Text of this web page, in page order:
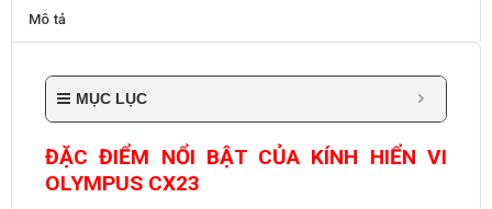
Mô tả
MỤC LỤC
ĐẶC ĐIỂM NỔI BẬT CỦA KÍNH HIỂN VI
OLYMPUS CX23